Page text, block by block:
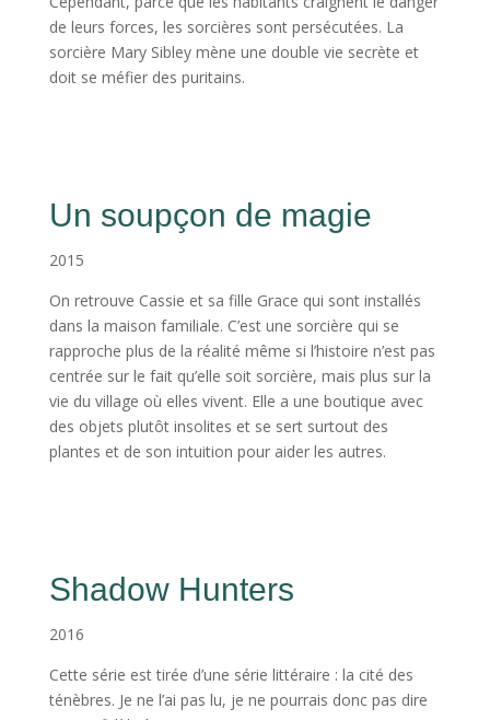
de leurs forces, les sorcières sont persécutées. La
sorcière Mary Sibley mène une double vie secrète et
doit se méfier des puritains.
Un soupçon de magie
2015
On retrouve Cassie et sa fille Grace qui sont installés
dans la maison familiale. C’est une sorcière qui se
rapproche plus de la réalité même si l’histoire n’est pas
centrée sur le fait qu’elle soit sorcière, mais plus sur la
vie du village où elles vivent. Elle a une boutique avec
des objets plutôt insolites et se sert surtout des
plantes et de son intuition pour aider les autres.
Shadow Hunters
2016
Cette série est tirée d’une série littéraire : la cité des
ténèbres. Je ne l’ai pas lu, je ne pourrais donc pas dire